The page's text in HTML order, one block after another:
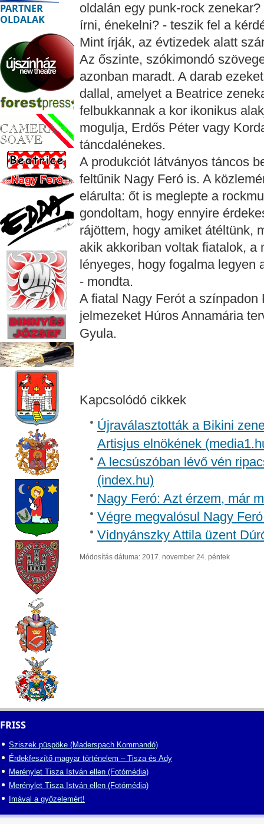
oldalán egy punk-rock
írni, énekelni? - teszik fel a
Mint írják, az évtizedek alatt
Az őszinte, szókimondó
azonban maradt. A darab
dallal, amelyet a Beatrice
felbukkannak a kor ikonikus
mogulja, Erdős Péter vagy
táncdalénekes.
A produkciót látványos táncos
feltűnik Nagy Feró is. A
elárulta: őt is meglepte a
gondoltam, hogy ennyire
rájöttem, hogy amiket átéltünk,
akik akkoriban voltak fiatalok, a
lényeges, hogy fogalma legyen
- mondta.
A fiatal Nagy Ferót a
jelmezeket Húros Annamária
Gyula.
Kapcsolódó cikkek
Újraválasztották a Bikini
Artisjus elnökének
A lecsúszóban lévő vén
(index.hu)
Nagy Feró: Azt érzem, már
Végre megvalósul Nagy
Vidnyánszky Attila üzent
Módosítás dátuma: 2017. november 24. péntek
PARTNER
OLDALAK
FRISS
Sziszek püspöke (Maderspach Kommandó)
Érdekfeszítő magyar történelem – Tisza és Ady
Merénylet Tisza István ellen (Fotómédia)
Merénylet Tisza István ellen (Fotómédia)
Imával a győzelemért!